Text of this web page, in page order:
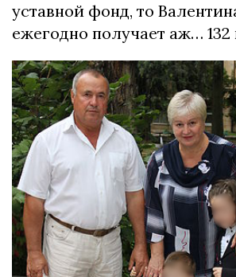
уставной фонд, то
ежегодно получает аж… 132